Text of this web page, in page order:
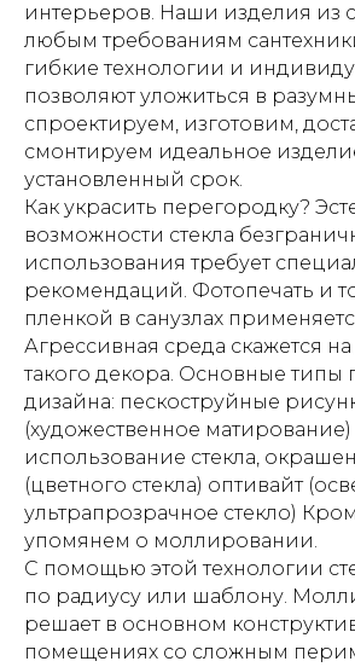
интерьеров. Наши изделия из
любым требованиям
гибкие технологии и
позволяют уложиться в
спроектируем, изготовим,
смонтируем идеальное
установленный срок.
Как украсить перегородку?
возможности стекла
использования требует
рекомендаций. Фотопечать и
пленкой в санузлах
Агрессивная среда скажется
такого декора. Основные типы
дизайна: пескоструйные
(художественное матирование)
использование стекла,
(цветного стекла) оптивайт
ультрапрозрачное стекло)
упомянем о моллировании.
С помощью этой технологии
по радиусу или шаблону.
решает в основном
помещениях со сложным